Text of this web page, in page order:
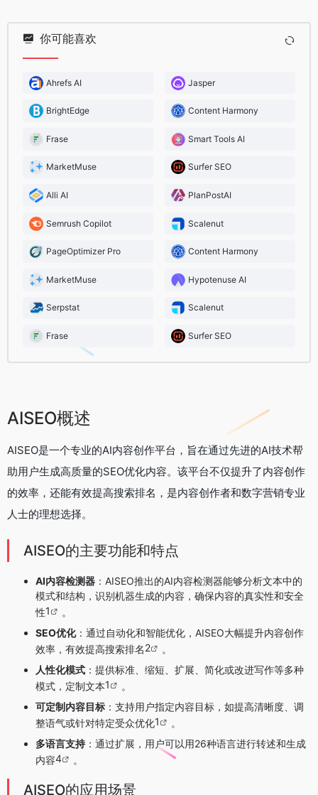
你可能喜欢
Ahrefs AI Jasper
BrightEdge Content Harmony
Frase Smart Tools AI
MarketMuse Surfer SEO
Alli AI PlanPostAI
Semrush Copilot Scalenut
PageOptimizer Pro Content Harmony
MarketMuse Hypotenuse AI
Serpstat Scalenut
Frase Surfer SEO
AISEO概述
AISEO是一个专业的AI内容创作平台，旨在通过先进的AI技术帮
助用户生成高质量的SEO优化内容。该平台不仅提升了内容创作
的效率，还能有效提高搜索排名，是内容创作者和数字营销专业
人士的理想选择。
AISEO的主要功能和特点
AI内容检测器 ：AISEO推出的AI内容检测器能够分析文本中的
模式和结构，识别机器生成的内容，确保内容的真实性和安全
性1
。
SEO优化：通过自动化和智能优化，AISEO大幅提升内容创作
效率，有效提高搜索排名2
。
人性化模式 ：提供标准、缩短、扩展、简化或改进写作等多种
模式，定制文本1
。
可定制内容目标 ：支持用户指定内容目标，如提高清晰度、调
整语气或针对特定受众优化1
。
多语言支持 ：通过扩展，用户可以用26种语言进行转述和生成
内容4 。
AISEO的应用场景